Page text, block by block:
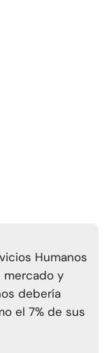
Humanos
mercado y
debería
el 7% de sus